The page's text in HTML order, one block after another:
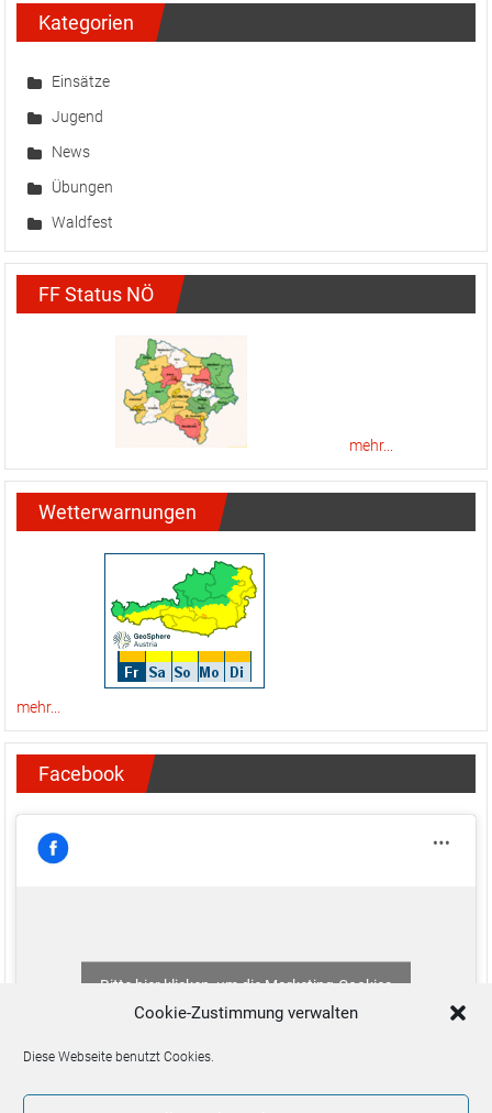
Cookie-Zustimmung verwalten
Diese Webseite benutzt Cookies.
Kategorien
Einsätze
Jugend
News
Übungen
Waldfest
FF Status NÖ
mehr...
Wetterwarnungen
mehr...
Facebook
Bitte hier klicken, um die Marketing-Cookies
zu akzeptieren und diesen Inhalt zu aktivieren